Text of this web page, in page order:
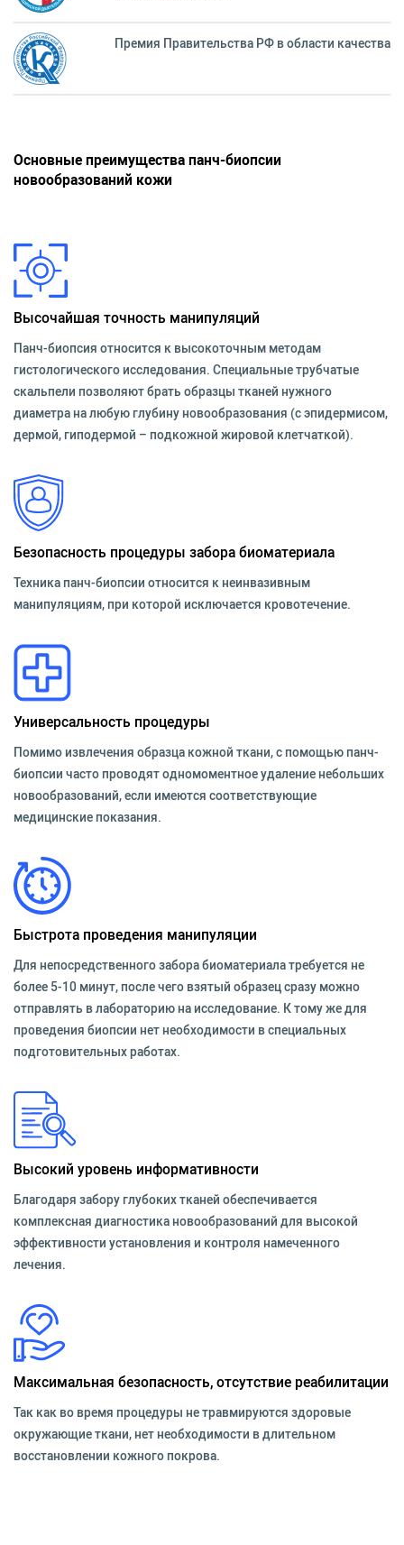
Премия Правительства РФ в области качества
Основные преимущества панч-биопсии
новообразований кожи
Высочайшая точность манипуляций
Панч-биопсия относится к высокоточным методам
гистологического исследования. Специальные трубчатые
скальпели позволяют брать образцы тканей нужного
диаметра на любую глубину новообразования (с эпидермисом,
дермой, гиподермой – подкожной жировой клетчаткой).
Безопасность процедуры забора биоматериала
Техника панч-биопсии относится к неинвазивным
манипуляциям, при которой исключается кровотечение.
Универсальность процедуры
Помимо извлечения образца кожной ткани, с помощью панч-
биопсии часто проводят одномоментное удаление небольших
новообразований, если имеются соответствующие
медицинские показания.
Быстрота проведения манипуляции
Для непосредственного забора биоматериала требуется не
более 5-10 минут, после чего взятый образец сразу можно
отправлять в лабораторию на исследование. К тому же для
проведения биопсии нет необходимости в специальных
подготовительных работах.
Высокий уровень информативности
Благодаря забору глубоких тканей обеспечивается
комплексная диагностика новообразований для высокой
эффективности установления и контроля намеченного
лечения.
Максимальная безопасность, отсутствие реабилитации
Так как во время процедуры не травмируются здоровые
окружающие ткани, нет необходимости в длительном
восстановлении кожного покрова.